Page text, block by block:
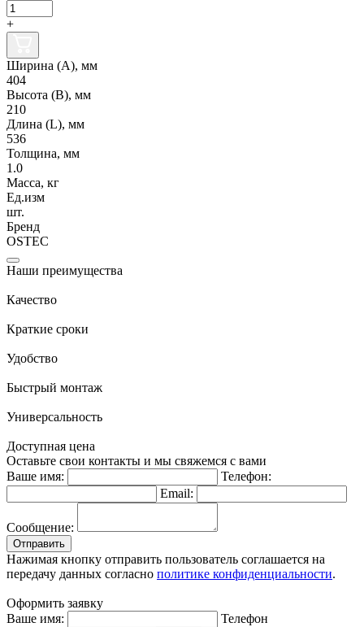
+
Ширина (А), мм
404
Высота (В), мм
210
Длина (L), мм
536
Толщина, мм
1.0
Масса, кг
Ед.изм
шт.
Бренд
OSTEC
Наши преимущества
Качество
Краткие сроки
Удобство
Быстрый монтаж
Универсальность
Доступная цена
Оставьте свои контакты и мы свяжемся с вами
Ваше имя:
Телефон:
Email:
Сообщение:
Отправить
Нажимая кнопку отправить пользователь соглашается на
передачу данных согласно политике конфиденциальности.
Оформить заявку
Ваше имя:
Телефон